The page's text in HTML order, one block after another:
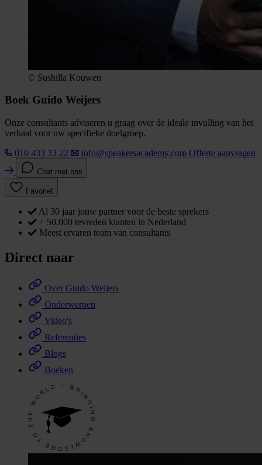
© Sushilla Kouwen
Boek Guido Weijers
Onze consultants adviseren u graag over de ideale invulling van het
verhaal voor uw specifieke doelgroep.
010 433 33 22
info@speakersacademy.com Offerte aanvragen
Chat met ons
Favoriet
Al 30 jaar jouw partner voor de beste sprekers
+ 50.000 tevreden klanten in Nederland
Meest ervaren team van consultants
Direct naar
Over Guido Weijers
Onderwerpen
Video's
Referenties
Blogs
Boeken